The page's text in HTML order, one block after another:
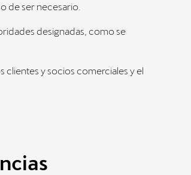
de ser necesario.
designadas, como se
clientes y socios comerciales y el